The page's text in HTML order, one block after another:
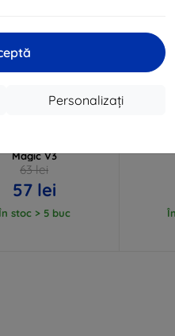
Personalizați
Reducere
cu cupon
EXTRA10
Magic V3
63 lei
57 lei
stoc > 5 buc
3mk
de